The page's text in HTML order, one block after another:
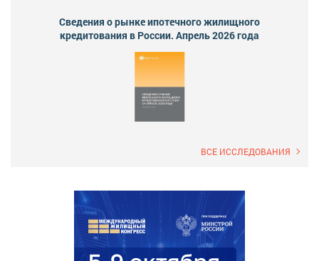
Сведения о рынке ипотечного жилищного
кредитования в России. Апрель 2026 года
ВСЕ ИССЛЕДОВАНИЯ